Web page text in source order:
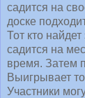
садится на
доске
Тот кто
садится на
время. Затем
Выигрывает
Участники